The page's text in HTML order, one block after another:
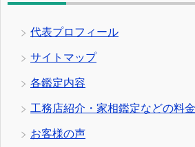
代表プロフィール
サイトマップ
各鑑定内容
工務店紹介・家相鑑定などの料金
お客様の声